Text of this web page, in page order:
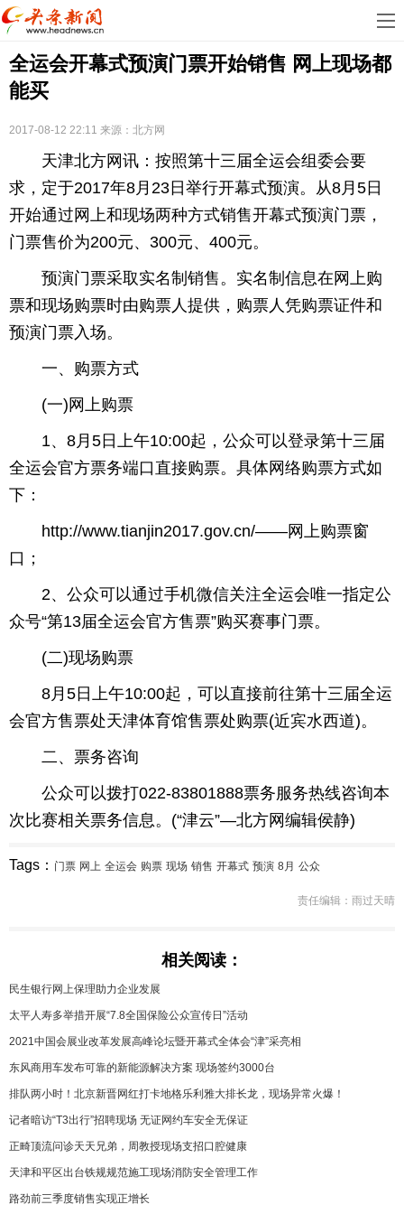
首
页
娱
乐
科
地
产
汽
车
教
康
生
儿
旅
戏
快
全运会开幕式预演门票开始销售 网上现场都
能买
2017-08-12 22:11 来源：北方网
天津北方网讯：按照第十三届全运会组委会要
求，定于2017年8月23日举行开幕式预演。从8月5日
开始通过网上和现场两种方式销售开幕式预演门票，
门票售价为200元、300元、400元。
预演门票采取实名制销售。实名制信息在网上购
票和现场购票时由购票人提供，购票人凭购票证件和
预演门票入场。
一、购票方式
(一)网上购票
1、8月5日上午10:00起，公众可以登录第十三届
全运会官方票务端口直接购票。具体网络购票方式如
下：
http://www.tianjin2017.gov.cn/——网上购票窗
口；
2、公众可以通过手机微信关注全运会唯一指定公
众号“第13届全运会官方售票”购买赛事门票。
(二)现场购票
8月5日上午10:00起，可以直接前往第十三届全运
会官方售票处天津体育馆售票处购票(近宾水西道)。
二、票务咨询
公众可以拨打022-83801888票务服务热线咨询本
次比赛相关票务信息。(“津云”—北方网编辑侯静)
Tags： 门票 网上 全运会 购票 现场 销售 开幕式 预演 8月 公众
责任编辑：雨过天晴
相关阅读：
民生银行网上保理助力企业发展
太平人寿多举措开展“7.8全国保险公众宣传日”活动
2021中国会展业改革发展高峰论坛暨开幕式全体会“津”采亮相
东风商用车发布可靠的新能源解决方案 现场签约3000台
排队两小时！北京新晋网红打卡地格乐利雅大排长龙，现场异常火爆！
记者暗访“T3出行”招聘现场 无证网约车安全无保证
正畸顶流问诊天天兄弟，周教授现场支招口腔健康
天津和平区出台铁规规范施工现场消防安全管理工作
路劲前三季度销售实现正增长